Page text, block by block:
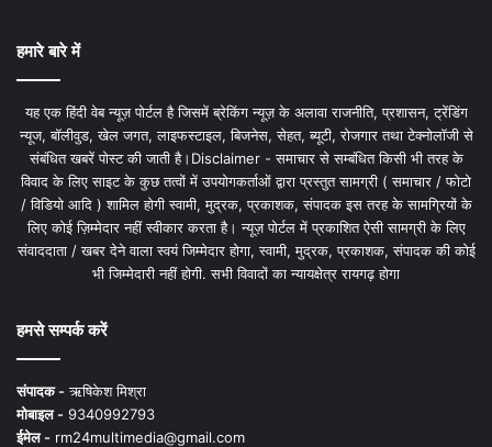
हमारे बारे में
यह एक हिंदी वेब न्यूज़ पोर्टल है जिसमें ब्रेकिंग न्यूज़ के अलावा राजनीति, प्रशासन, ट्रेंडिंग
न्यूज, बॉलीवुड, खेल जगत, लाइफस्टाइल, बिजनेस, सेहत, ब्यूटी, रोजगार तथा टेक्नोलॉजी से
संबंधित खबरें पोस्ट की जाती है।Disclaimer - समाचार से सम्बंधित किसी भी तरह के
विवाद के लिए साइट के कुछ तत्वों में उपयोगकर्ताओं द्वारा प्रस्तुत सामग्री ( समाचार / फोटो
/ विडियो आदि ) शामिल होगी स्वामी, मुद्रक, प्रकाशक, संपादक इस तरह के सामग्रियों के
लिए कोई ज़िम्मेदार नहीं स्वीकार करता है। न्यूज़ पोर्टल में प्रकाशित ऐसी सामग्री के लिए
संवाददाता / खबर देने वाला स्वयं जिम्मेदार होगा, स्वामी, मुद्रक, प्रकाशक, संपादक की कोई
भी जिम्मेदारी नहीं होगी. सभी विवादों का न्यायक्षेत्र रायगढ़ होगा
हमसे सम्पर्क करें
संपादक -ऋषिकेश मिश्रा
मोबाइल - 9340992793
ईमेल - rm24multimedia@gmail.com